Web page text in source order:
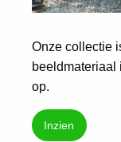
Onze collectie
beeldmateriaal
op.
Inzien